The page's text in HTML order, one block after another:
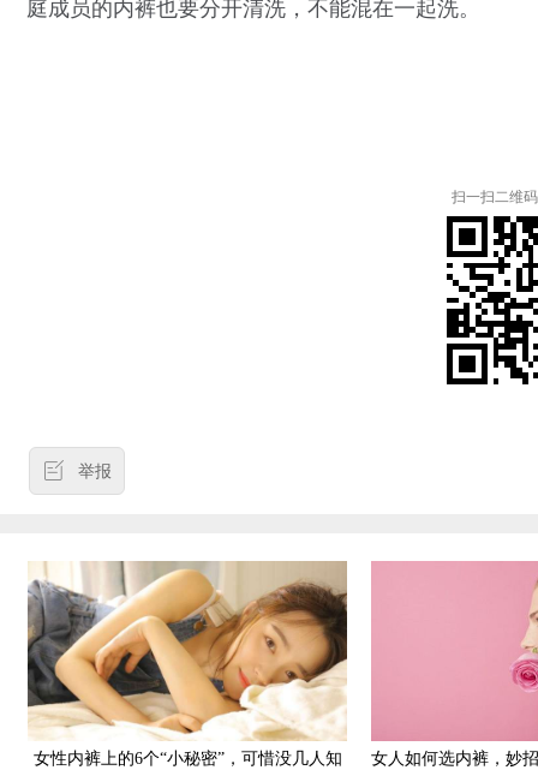
庭成员的内裤也要分开清洗，不能混在一起洗。
扫一扫二维
举报
女性内裤上的6个“小秘密”，可惜没几人知
女人如何选内裤，妙